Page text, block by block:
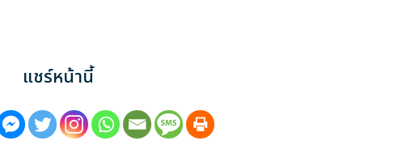
แชร์หน้านี้